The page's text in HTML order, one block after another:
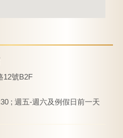
12號B2F
; 週五-週六及例假日前一天